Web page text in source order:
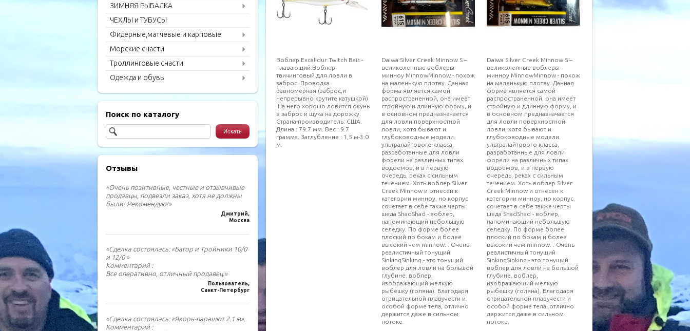
ЗИМНЯЯ РЫБАЛКА
ЧЕХЛЫ и ТУБУСЫ
Фидерные,матчевые и карповые
удилища
Морские снасти
Троллинговые снасти
Одежда и обувь
Поиск по каталогу
Отзывы
«Очень позитивные, честные и отзывчивые
продавцы, подвезли заказ, хотя не должны
были! Рекомендую!»
Дмитрий,
Москва
«Сделка состоялась: «Багор и Тройники 10/0
и 12/0 »
Комментарий :
Все оперативно, отличный продавец.»
Пользователь,
Санкт-Петербург
«Сделка состоялась: «Якорь-парашют 2.1 м».
Комментарий :
Воблер Excalidur Twitch Bait -
плавающий.Воблер
твичинговый для ловли в
заброс. Проводка
равномерная (заброс,и
непрерывно крутите катушкой)
.На него хорошо ловится окунь
в заброс и щука на дорожку.
Страна-производитель: США.
Длина : 79.7 мм. Вес : 9.7
грамма. Заглубление : 1,5 м-3.0
м.
Daiwa Silver Creek Minnow S –
великолепные воблеры-
минноу MinnowMinnow - похож
на маленькую плотву. Данная
форма является самой
распространенной, она имеет
стройную и длинную форму, и
в основном предназначается
для ловли поверхностной
ловли, хотя бывают и
глубоководные модели.
ультралайтового класса,
разработанные для ловли
форели на различных типах
водоемов, и в первую
очередь, реках с сильным
течением. Хоть воблер Silver
Creek Minnow и отнесен к
категории минноу, но корпус
сочетает в себе также черты
шеда ShadShad - воблер,
напоминающий небольшую
селедку. По форме более
плоский по бокам и более
высокий чем minnow. . Очень
реалистичный тонущий
SinkingSinking - это тонущий
воблер для ловли на большой
глубине. воблер,
изображающий мелкую
рыбешку (голяна). Благодаря
отрицательной плавучести и
особой форме тела, отлично
держится даже в сильном
потоке.
Daiwa Silver Creek Minnow S –
великолепные воблеры-
минноу MinnowMinnow - похож
на маленькую плотву. Данная
форма является самой
распространенной, она имеет
стройную и длинную форму, и
в основном предназначается
для ловли поверхностной
ловли, хотя бывают и
глубоководные модели.
ультралайтового класса,
разработанные для ловли
форели на различных типах
водоемов, и в первую
очередь, реках с сильным
течением. Хоть воблер Silver
Creek Minnow и отнесен к
категории минноу, но корпус
сочетает в себе также черты
шеда ShadShad - воблер,
напоминающий небольшую
селедку. По форме более
плоский по бокам и более
высокий чем minnow. . Очень
реалистичный тонущий
SinkingSinking - это тонущий
воблер для ловли на большой
глубине. воблер,
изображающий мелкую
рыбешку (голяна). Благодаря
отрицательной плавучести и
особой форме тела, отлично
держится даже в сильном
потоке.